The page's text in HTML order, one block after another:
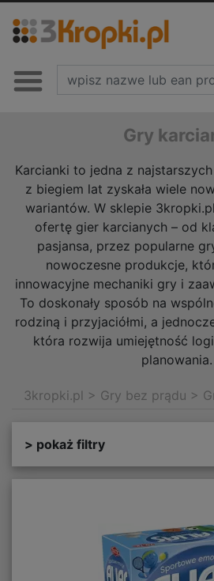
Gry
Karcianki to jedna z
z biegiem lat zyskała wiele
wariantów. W sklepie
ofertę gier karcianych – od
pasjansa, przez popularne
nowoczesne produkcje,
innowacyjne mechaniki gry i
To doskonały sposób na
rodziną i przyjaciółmi, a
która rozwija umiejętność
planowania.
3kropki.pl > Gry bez prądu >
> pokaż filtry